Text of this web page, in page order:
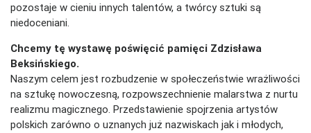
pozostaje w cieniu innych talentów, a twórcy sztuki są
niedoceniani.
Chcemy tę wystawę poświęcić pamięci Zdzisława
Beksińskiego.
Naszym celem jest rozbudzenie w społeczeństwie wrażliwości
na sztukę nowoczesną, rozpowszechnienie malarstwa z nurtu
realizmu magicznego. Przedstawienie spojrzenia artystów
polskich zarówno o uznanych już nazwiskach jak i młodych,